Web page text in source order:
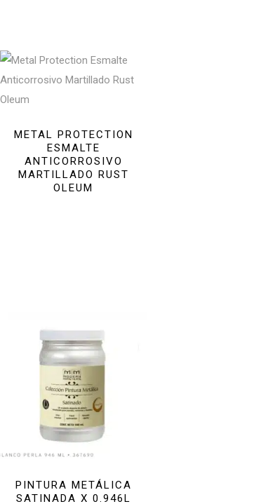
METAL PROTECTION
ESMALTE
ANTICORROSIVO
MARTILLADO RUST
OLEUM
PINTURA METÁLICA
SATINADA X 0.946L